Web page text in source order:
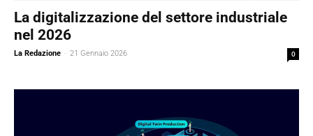
La digitalizzazione del settore industriale
nel 2026
La Redazione - 21 Gennaio 2026 0